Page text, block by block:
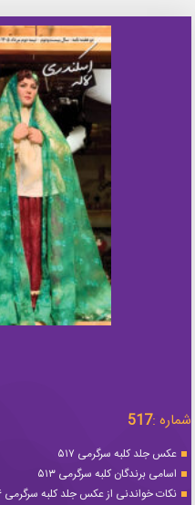
شماره :517
عکس جلد کلبه سرگرمی ۵۱۷
اسامی برندگان کلبه سرگرمی ۵۱۳
نکات خواندنی از عکس جلد کلبه سرگرمی ۵۱۶